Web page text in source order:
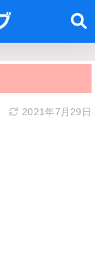
2021年7月29日